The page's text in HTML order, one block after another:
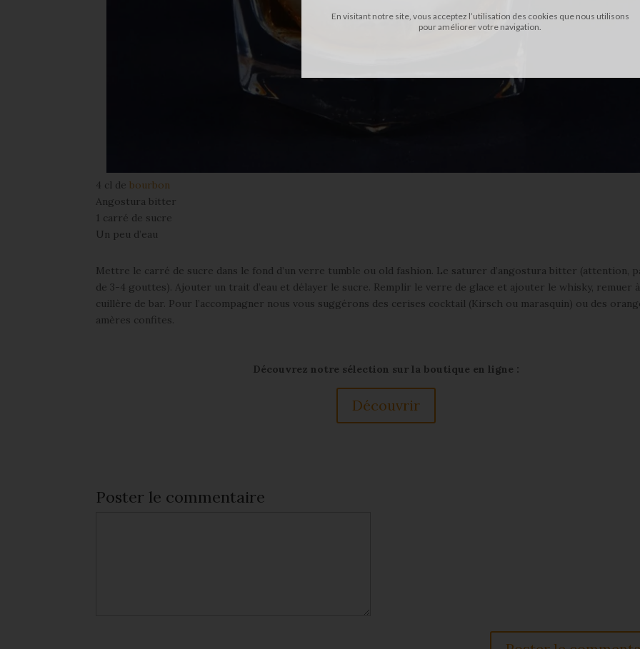
4 cl debourbon
Angostura bitter
1 carré de sucre
Un peu d’eau
Mettre le carré de sucre dans le fond d’un verre tumble ou old fashion. Le saturer d’angostura bitter (attention,
de 3-4 gouttes). Ajouter un trait d’eau et délayer le sucre. Remplir le verre de glace et ajouter le whisky, remuer
cuillère de bar. Pour l’accompagner nous vous suggérons des cerises cocktail (Kirsch ou marasquin) ou des
amères confites.
Découvrez notre sélection sur la boutique en ligne :
Découvrir
Poster le commentaire
En visitant notre site, vous acceptez l’utilisation des cookies que nous utilisons
pour améliorer votre navigation.